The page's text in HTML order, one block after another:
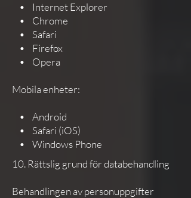
• Internet Explorer
• Chrome
• Safari
• Firefox
• Opera
Mobila enheter:
• Android
• Safari (iOS)
• Windows Phone
10. Rättslig grund för databehandling
Behandlingen av personuppgifter